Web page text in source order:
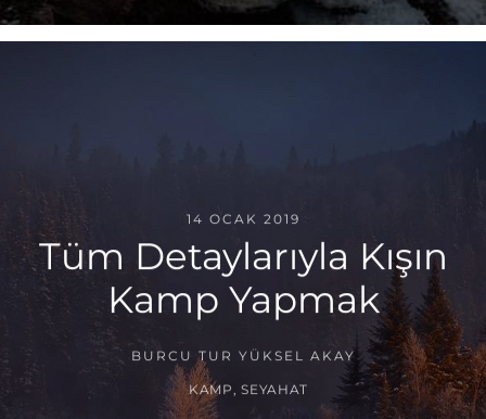
14 OCAK 2019
Tüm Detaylarıyla Kışın
Kamp Yapmak
BURCU TUR YÜKSEL AKAY
KAMP ,SEYAHAT